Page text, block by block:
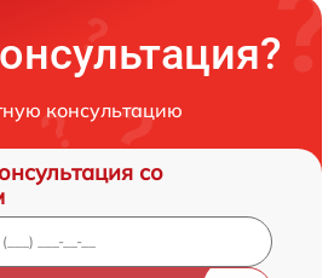
консультацию
со